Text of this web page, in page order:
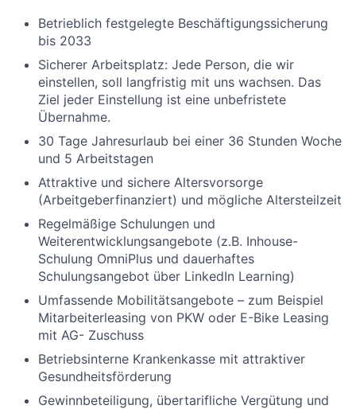
Betrieblich festgelegte Beschäftigungssicherung
bis 2033
Sicherer Arbeitsplatz: Jede Person, die wir
einstellen, soll langfristig mit uns wachsen. Das
Ziel jeder Einstellung ist eine unbefristete
Übernahme.
30 Tage Jahresurlaub bei einer 36 Stunden Woche
und 5 Arbeitstagen
Attraktive und sichere Altersvorsorge
(Arbeitgeberfinanziert) und mögliche Altersteilzeit
Regelmäßige Schulungen und
Weiterentwicklungsangebote (z.B. Inhouse-
Schulung OmniPlus und dauerhaftes
Schulungsangebot über LinkedIn Learning)
Umfassende Mobilitätsangebote – zum Beispiel
Mitarbeiterleasing von PKW oder E-Bike Leasing
mit AG- Zuschuss
Betriebsinterne Krankenkasse mit attraktiver
Gesundheitsförderung
Gewinnbeteiligung, übertarifliche Vergütung und